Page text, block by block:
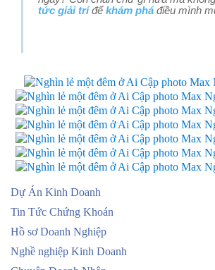
tức giải tríđểkhám phá điều mình
Dự Án Kinh Doanh
Tin Tức Chứng Khoán
Hồ sơ Doanh Nghiệp
Nghề nghiệp Kinh Doanh